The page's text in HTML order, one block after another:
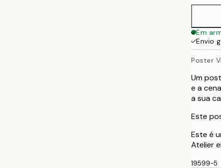
Em
Envio
Poster
Um
e a
a sua
Este
Este é
Atelier
19599-5